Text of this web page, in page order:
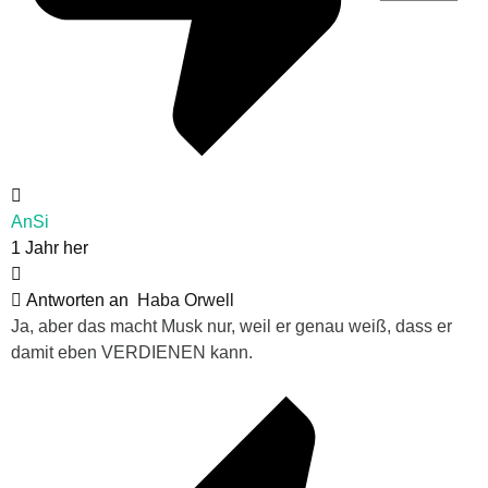
AnSi
1 Jahr her
Antworten an
Haba Orwell
Ja, aber das macht Musk nur, weil er genau weiß, dass er
damit eben VERDIENEN kann.